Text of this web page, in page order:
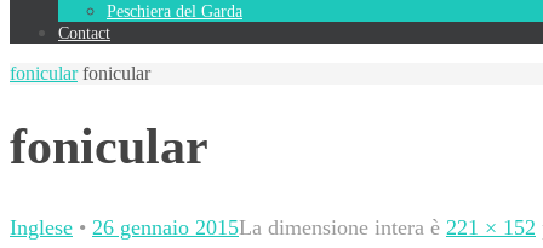
Peschiera del Garda
Contact
fonicular fonicular
fonicular
Inglese • 26 gennaio 2015La dimensione intera è 221 × 152